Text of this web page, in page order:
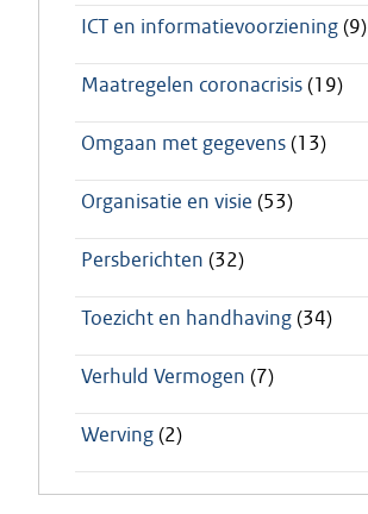
ICT en informatievoorziening(9)
Maatregelen coronacrisis(19)
Omgaan met gegevens(13)
Organisatie en visie (53)
Persberichten (32)
Toezicht en handhaving(34)
Verhuld Vermogen (7)
Werving(2)